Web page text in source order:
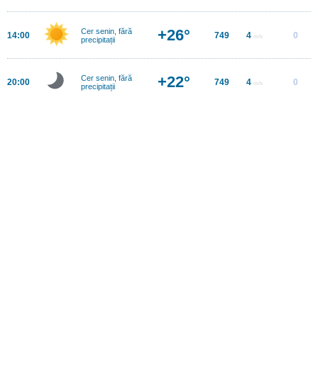
14:00
Cer senin, fără
precipitații
+26° 749 4 m/s 0
20:00
Cer senin, fără
precipitații
+22° 749 4 m/s 0